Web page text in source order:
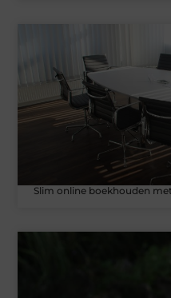
Slim online boekhouden